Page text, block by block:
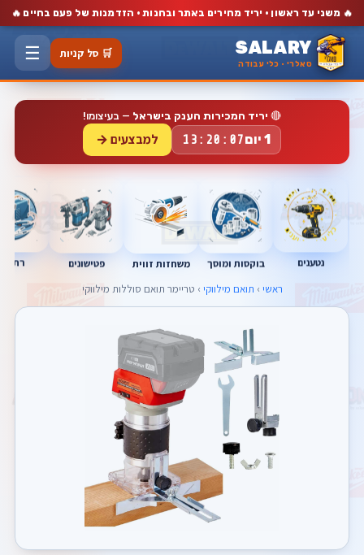
🔥 משני עד ראשון · יריד מחירים באתר ובחנות · הזדמנות של פעם בחיים 🔥
SALARY
סאלרי · כלי עבודה
🛒 סל קניות ☰
🔴 יריד המכירות הענק בישראל — בעיצומו!
1 יום 13:20:07 למבצעים →
נטענים בוקסות ומוסך משחזות זווית פטישונים
ראשי › תואם מילווקי › טריימר תואם סוללות מילווקי